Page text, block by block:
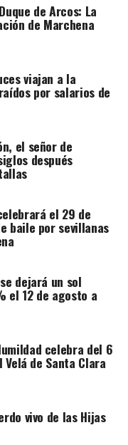
de Arcos: La
de Marchena
viajan a la
por salarios de
el señor de
después
el 29 de
baile por sevillanas
dejará un sol
el 12 de agosto a
celebra del 6
de Santa Clara
vivo de las Hijas